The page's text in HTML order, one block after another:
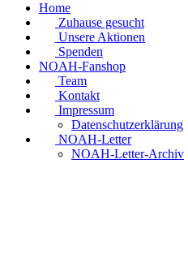
Home
Zuhause gesucht
Unsere Aktionen
Spenden
NOAH-Fanshop
Team
Kontakt
Impressum
Datenschutzerklärung
NOAH-Letter
NOAH-Letter-Archiv